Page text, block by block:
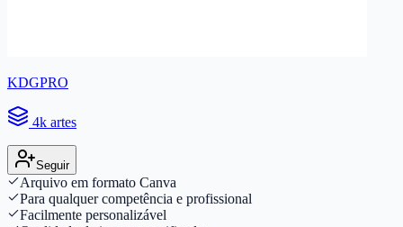
KDGPRO
4k artes
Seguir
Arquivo em formato Canva
Para qualquer competência e profissional
Facilmente personalizável